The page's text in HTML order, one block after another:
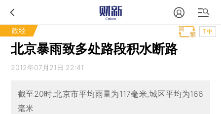
政经 T中
北京暴雨致多处路段积水断路
2012年07月21日 22:41
截至20时,北京市平均雨量为117毫米,城区平均为166
毫米